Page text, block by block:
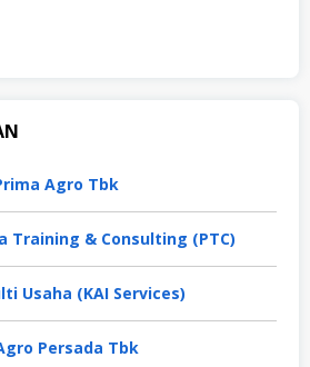
Agro Tbk
Training & Consulting (PTC)
Usaha (KAI Services)
Persada Tbk